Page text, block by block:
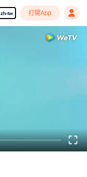
zh-tw 打開App